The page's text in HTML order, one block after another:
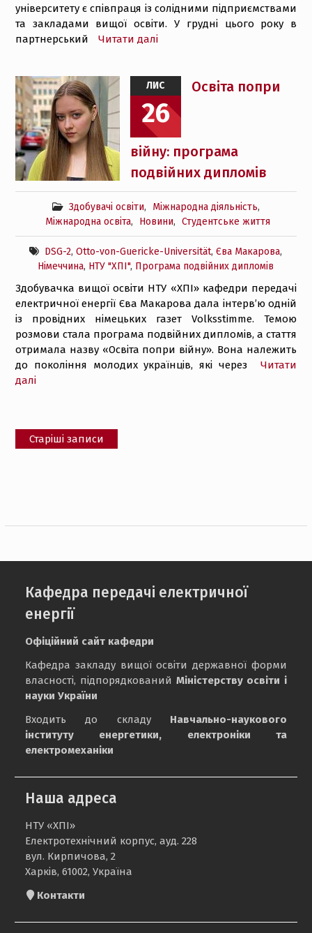
університету є співпраця із солідними підприємствами
та закладами вищої освіти. У грудні цього року в
партнерський
Читати далі
ЛИС
26
Освіта попри
війну: програма
подвійних дипломів
Здобувачі освіти, Міжнародна діяльність,
Міжнародна освіта, Новини, Студентське життя
DSG-2,Otto-von-Guericke-Universität,Єва Макарова,
Німеччина, НТУ "ХПІ", Програма подвійних дипломів
Здобувачка вищої освіти НТУ «ХПІ» кафедри передачі
електричної енергії Єва Макарова дала інтерв’ю одній
із провідних німецьких газет Volksstimme. Темою
розмови стала програма подвійних дипломів, а стаття
отримала назву «Освіта попри війну». Вона належить
до покоління молодих українців, які через
Читати
далі
Навігація
за
Старіші записи
Кафедра передачі електричної
енергії
Офіційний сайт кафедри
Кафедра закладу вищої освіти державної форми
власності, підпорядкований Міністерству освіти і
науки України
Входить до складу Навчально-наукового
інституту енергетики, електроніки та
електромеханіки
Наша адреса
НТУ «ХПІ»
Електротехнічний корпус, ауд. 228
вул. Кирпичова, 2
Харків, 61002, Україна
Контакти